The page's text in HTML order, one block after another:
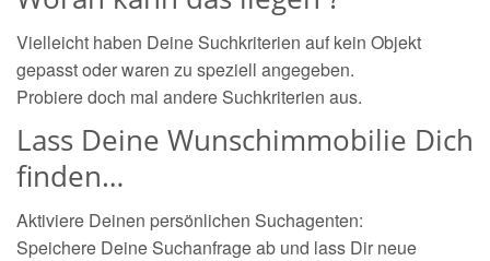
Vielleicht haben Deine Suchkriterien auf kein Objekt
gepasst oder waren zu speziell angegeben.
Probiere doch mal andere Suchkriterien aus.
Lass Deine Wunschimmobilie Dich
finden…
Aktiviere Deinen persönlichen Suchagenten:
Speichere Deine Suchanfrage ab und lass Dir neue